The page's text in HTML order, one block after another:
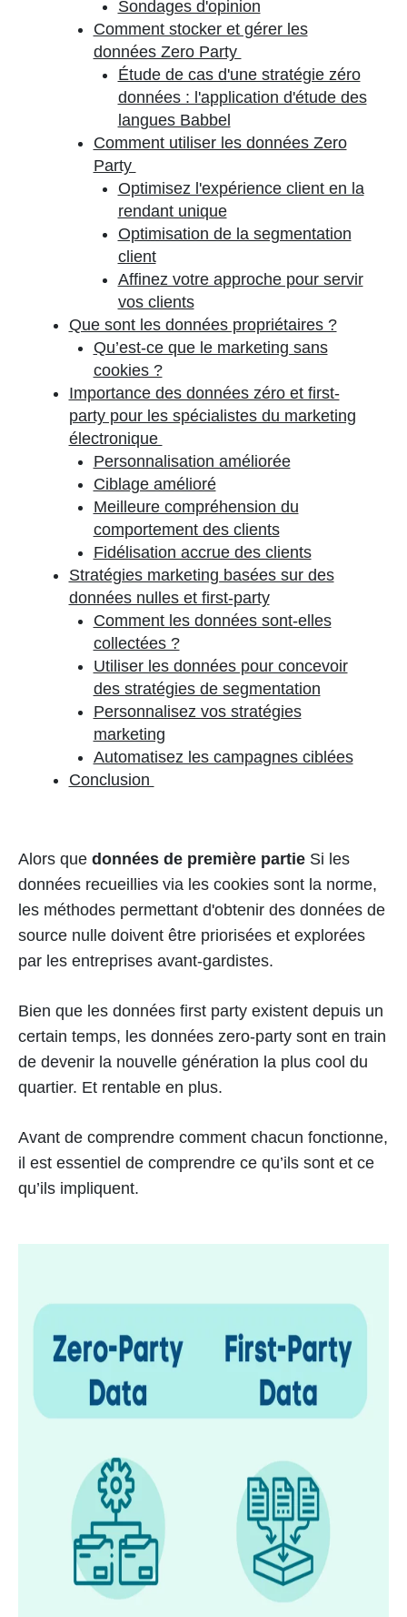
Sondages d'opinion
Comment stocker et gérer les
données Zero Party
Étude de cas d'une stratégie zéro
données : l'application d'étude des
langues Babbel
Comment utiliser les données Zero
Party
Optimisez l'expérience client en la
rendant unique
Optimisation de la segmentation
client
Affinez votre approche pour servir
vos clients
Que sont les données propriétaires ?
Qu’est-ce que le marketing sans
cookies ?
Importance des données zéro et first-
party pour les spécialistes du marketing
électronique
Personnalisation améliorée
Ciblage amélioré
Meilleure compréhension du
comportement des clients
Fidélisation accrue des clients
Stratégies marketing basées sur des
données nulles et first-party
Comment les données sont-elles
collectées ?
Utiliser les données pour concevoir
des stratégies de segmentation
Personnalisez vos stratégies
marketing
Automatisez les campagnes ciblées
Conclusion
Alors que données de première partie Si les
données recueillies via les cookies sont la norme,
les méthodes permettant d'obtenir des données de
source nulle doivent être priorisées et explorées
par les entreprises avant-gardistes.
Bien que les données first party existent depuis un
certain temps, les données zero-party sont en train
de devenir la nouvelle génération la plus cool du
quartier. Et rentable en plus.
Avant de comprendre comment chacun fonctionne,
il est essentiel de comprendre ce qu’ils sont et ce
qu’ils impliquent.